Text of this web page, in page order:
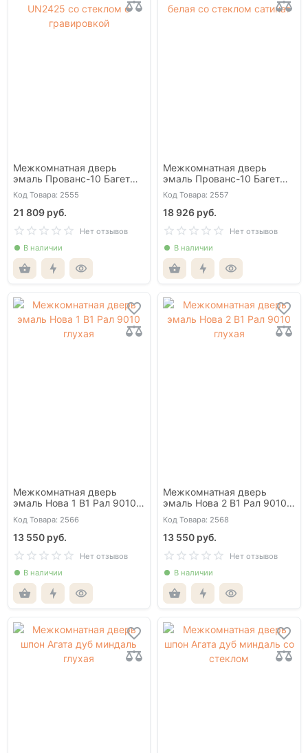
Межкомнатная дверь
эмаль Прованс-10 Багет
UN2425 со стеклом с
гравировкой
Код Товара: 2555
21 809 руб.
Нет отзывов
В наличии
Межкомнатная дверь
эмаль Прованс-10 Багет
белая со стеклом сатинат
Код Товара: 2557
18 926 руб.
Нет отзывов
В наличии
Межкомнатная дверь
эмаль Нова 1 В1 Рал 9010
глухая
Код Товара: 2566
13 550 руб.
Нет отзывов
В наличии
Межкомнатная дверь
эмаль Нова 2 В1 Рал 9010
глухая
Код Товара: 2568
13 550 руб.
Нет отзывов
В наличии